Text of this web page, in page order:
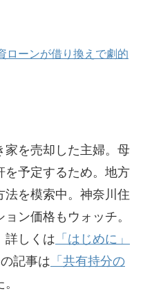
ローンが借り換えで劇的
家を売却した主婦。母
を予定するため。地方
を模索中。神奈川住
ン価格もウォッチ。
詳しくは 「はじめに」
記事は 「共有持分の